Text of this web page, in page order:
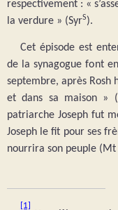
respectivement : «
la verdure » (SyrS).
Cet épisode est
de la synagogue font
septembre, après Rosh
et dans sa maison »
patriarche Joseph fut
Joseph le fit pour ses
nourrira son peuple (Mt
[1]